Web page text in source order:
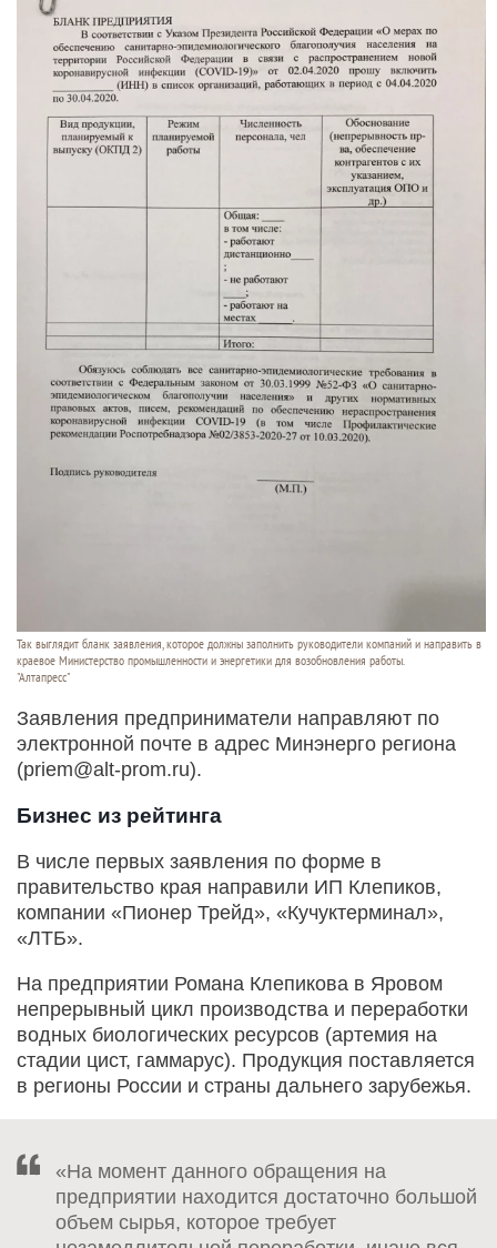
Так выглядит бланк заявления, которое должны заполнить руководители компаний и направить в
краевое Министерство промышленности и энергетики для возобновления работы.
"Алтапресс"
Заявления предприниматели направляют по
электронной почте в адрес Минэнерго региона
(priem@alt-prom.ru).
Бизнес из рейтинга
В числе первых заявления по форме в
правительство края направили ИП Клепиков,
компании «Пионер Трейд», «Кучуктерминал»,
«ЛТБ».
На предприятии Романа Клепикова в Яровом
непрерывный цикл производства и переработки
водных биологических ресурсов (артемия на
стадии цист, гаммарус). Продукция поставляется
в регионы России и страны дальнего зарубежья.
«На момент данного обращения на
предприятии находится достаточно большой
объем сырья, которое требует